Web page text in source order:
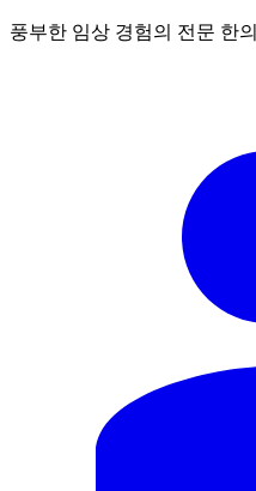
풍부한 임상 경험의 전문 한